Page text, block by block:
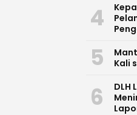
4
5
Kali
6
DLH